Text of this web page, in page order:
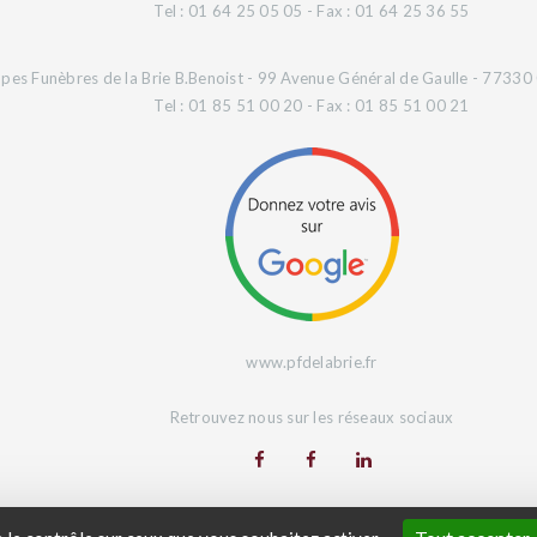
Tel : 01 64 25 05 05 - Fax : 01 64 25 36 55
Funèbres de la Brie B.Benoist - 99 Avenue Général de Gaulle -
Tel : 01 85 51 00 20 - Fax : 01 85 51 00 21
www.pfdelabrie.fr
Retrouvez nous sur les réseaux sociaux
L'Agence Digeetal